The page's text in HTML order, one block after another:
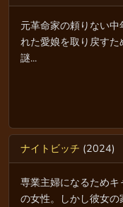
元革命家の頼りない
れた愛娘を取り戻す
謎...
ナイトビッチ (2024)
専業主婦になるためキ
の女性。しかし彼女